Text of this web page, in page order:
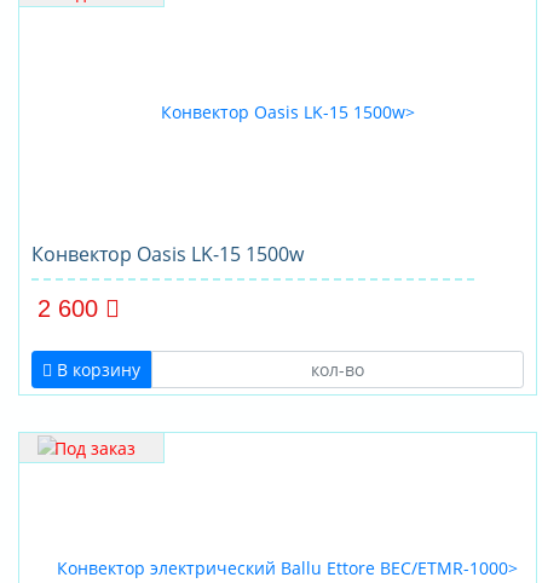
Конвектор Oasis LK-15 1500w
2 600
В корзину
Под заказ